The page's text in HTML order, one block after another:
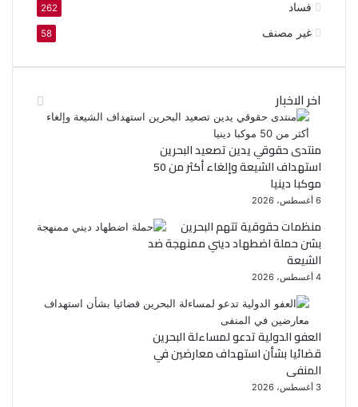
فساد 262
غير مصنف 58
اخر الاخبار
منتدى حقوقي يدين تصعيد البحرين
استهداف الشيعة وإلغاء أكثر من 50
موكبا دينيا
6 أغسطس، 2026
منظمات حقوقية تتهم البحرين
بشن حملة اضطهاد ديني ممنهجة ضد
الشيعة
4 أغسطس، 2026
العفو الدولية تدعو لمساءلة البحرين
قضائيا بشأن استهداف معارضين في
المنفى
3 أغسطس، 2026